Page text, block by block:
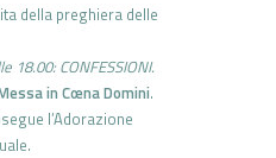
preghiera delle
CONFESSIONI.
in Cœna Domini.
l’Adorazione